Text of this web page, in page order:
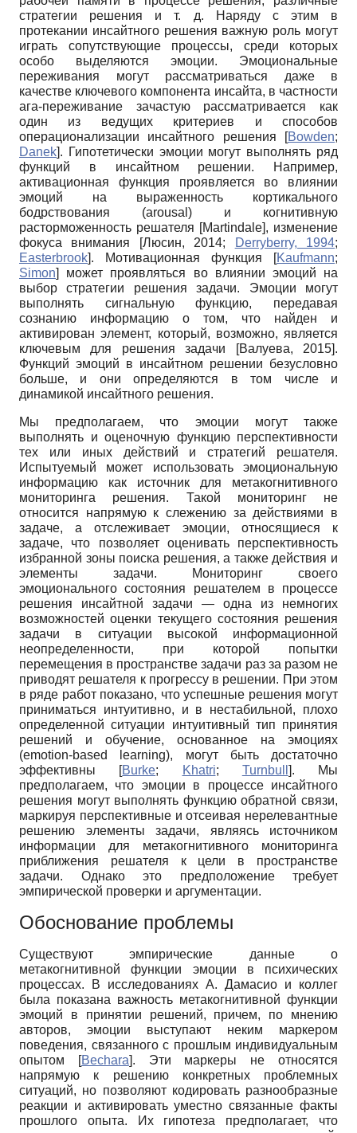
стратегии решения и т. д. Наряду с этим в
протекании инсайтного решения важную роль могут
играть сопутствующие процессы, среди которых
особо выделяются эмоции. Эмоциональные
переживания могут рассматриваться даже в
качестве ключевого компонента инсайта, в частности
ага-переживание зачастую рассматривается как
один из ведущих критериев и способов
операционализации инсайтного решения
[Bowden;
Danek]. Гипотетически эмоции могут выполнять ряд
функций в инсайтном решении. Например,
активационная функция проявляется во влиянии
эмоций на выраженность кортикального
бодрствования (arousal) и когнитивную
расторможенность решателя [Martindale], изменение
фокуса внимания
[Люсин, 2014; Derryberry, 1994;
Easterbrook]. Мотивационная функция [Kaufmann;
Simon]
может проявляться во влиянии эмоций на
выбор стратегии решения задачи. Эмоции могут
выполнять сигнальную функцию, передавая
сознанию информацию о том, что найден и
активирован элемент, который, возможно, является
ключевым для решения задачи
[Валуева, 2015].
Функций эмоций в инсайтном решении безусловно
больше, и они определяются в том числе и
динамикой инсайтного решения.
Мы предполагаем, что эмоции могут также
выполнять и оценочную функцию перспективности
тех или иных действий и стратегий решателя.
Испытуемый может использовать эмоциональную
информацию как источник для метакогнитивного
мониторинга решения. Такой мониторинг не
относится напрямую к слежению за действиями в
задаче, а отслеживает эмоции, относящиеся к
задаче, что позволяет оценивать перспективность
избранной зоны поиска решения, а также действия и
элементы задачи. Мониторинг своего
эмоционального состояния решателем в процессе
решения инсайтной задачи — одна из немногих
возможностей оценки текущего состояния решения
задачи в ситуации высокой информационной
неопределенности, при которой попытки
перемещения в пространстве задачи раз за разом не
приводят решателя к прогрессу в решении. При этом
в ряде работ показано, что успешные решения могут
приниматься интуитивно, и в нестабильной, плохо
определенной ситуации интуитивный тип принятия
решений и обучение, основанное на эмоциях
(emotion-based learning), могут быть достаточно
эффективны
[Burke; Khatri; Turnbull ]. Мы
предполагаем, что эмоции в процессе инсайтного
решения могут выполнять функцию обратной связи,
маркируя перспективные и отсеивая нерелевантные
решению элементы задачи, являясь источником
информации для метакогнитивного мониторинга
приближения решателя к цели в пространстве
задачи. Однако это предположение требует
эмпирической проверки и аргументации.
Обоснование проблемы
Существуют эмпирические данные о
метакогнитивной функции эмоции в психических
процессах. В исследованиях А. Дамасио и коллег
была показана важность метакогнитивной функции
эмоций в принятии решений, причем, по мнению
авторов, эмоции выступают неким маркером
поведения, связанного с прошлым индивидуальным
опытом
[Bechara]. Эти маркеры не относятся
напрямую к решению конкретных проблемных
ситуаций, но позволяют кодировать разнообразные
реакции и активировать уместно связанные факты
прошлого опыта. Их гипотеза предполагает, что